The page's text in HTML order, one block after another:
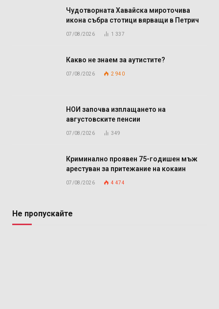
Чудотворната Хавайска мироточива
икона събра стотици вярващи в Петрич
07/08/2026 1 337
Какво не знаем за аутистите?
07/08/2026 2 940
НОИ започва изплащането на
августовските пенсии
07/08/2026 349
Криминално проявен 75-годишен мъж
арестуван за притежание на кокаин
07/08/2026 4 474
Не пропускайте